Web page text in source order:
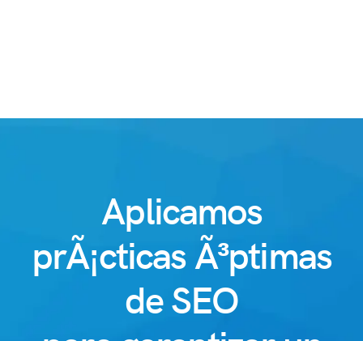
Aplicamos
prÃ¡cticas Ã³ptimas
de SEO